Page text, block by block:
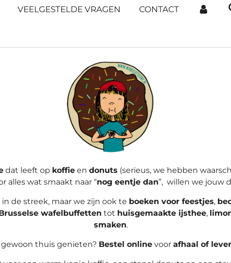
VEELGESTELDE VRAGEN CONTACT
dat leeft op koffieen donuts (serieus, we hebben
alles wat smaakt naar “nog eentje dan”, willen we jouw
in de streek, maar we zijn ook te boeken voor feestjes,
wafelbuffetten tot huisgemaakte ijsthee,
smaken.
gewoon thuis genieten? Bestel onlinevoor afhaal of